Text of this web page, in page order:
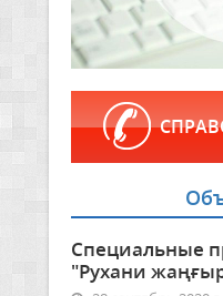
Специальные
"Рухани